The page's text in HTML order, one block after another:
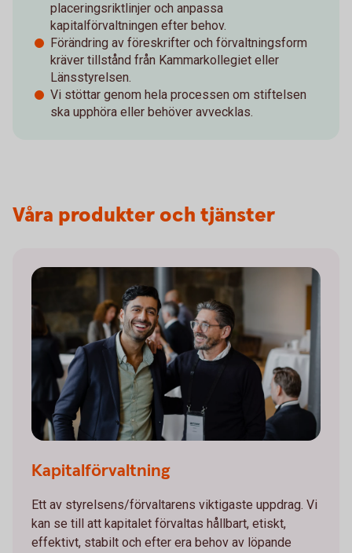
placeringsriktlinjer och anpassa
kapitalförvaltningen efter behov.
Förändring av föreskrifter och förvaltningsform
kräver tillstånd från Kammarkollegiet eller
Länsstyrelsen.
Vi stöttar genom hela processen om stiftelsen
ska upphöra eller behöver avvecklas.
Våra produkter och tjänster
Kapitalförvaltning
Ett av styrelsens/förvaltarens viktigaste uppdrag. Vi
kan se till att kapitalet förvaltas hållbart, etiskt,
effektivt, stabilt och efter era behov av löpande